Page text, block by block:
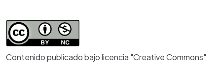
Contenido publicado bajo licencia "Creative Commons"